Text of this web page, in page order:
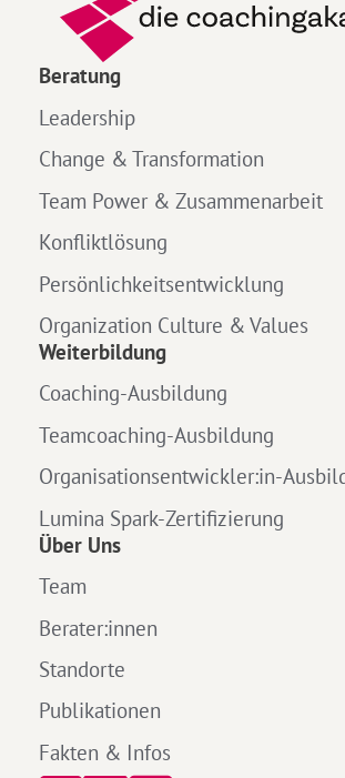
Beratung
Leadership
Change & Transformation
Team Power & Zusammenarbeit
Konfliktlösung
Persönlichkeitsentwicklung
Organization Culture & Values
Weiterbildung
Coaching-Ausbildung
Teamcoaching-Ausbildung
Organisationsentwickler:in-
Lumina Spark-Zertifizierung
Über Uns
Team
Berater:innen
Standorte
Publikationen
Fakten & Infos